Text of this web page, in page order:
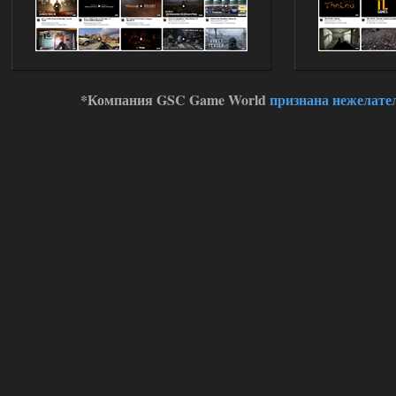
Устанавливать только
поверх финальной версии все в одном
(Standalone Final) от 29.12.2025!
Доступно только для пользователей
*Компания GSC Game Worldпризнана